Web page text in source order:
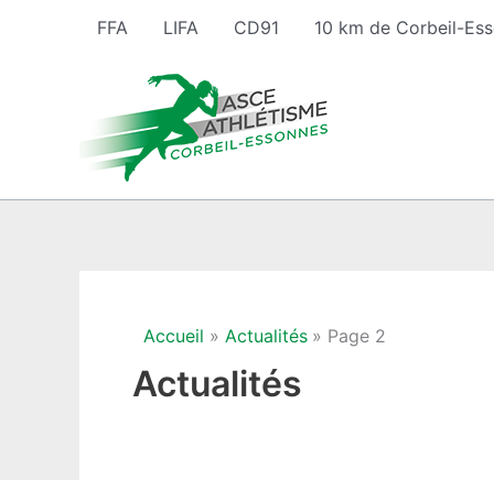
FFA LIFA CD91 10 km de Corbeil-
Accueil Actualités Page 2
Actualités